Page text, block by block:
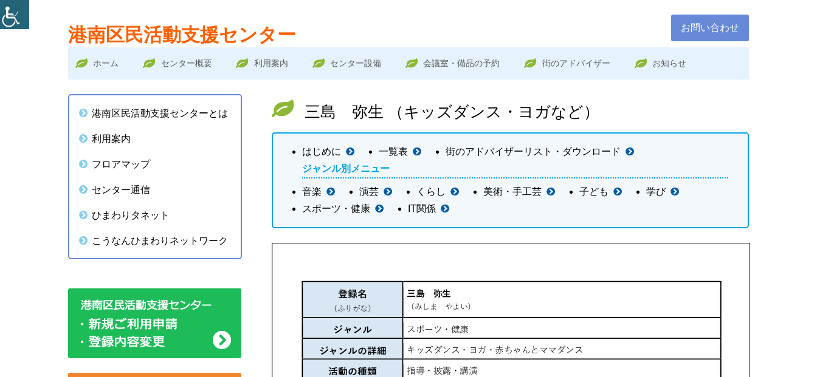
コ
港南区民活動支援センター お問い合わせ
メ
ン
メ
ニ
ュ
ー
ホーム センター概要 利用案内 センター設備 会議室・備品の予約 街のアドバイザー お知らせ
三島 弥生 （キッズダンス・ヨガなど）
はじめに 一覧表
街のアドバイザーリスト・ダウンロード
ジャンル別メニュー
音楽 演芸 くらし 美術・手工芸 子ども
学び
スポーツ・健康
IT関係
メ
イ
ン
サ
イ
ド
バ
ー
港南区民活動支援センターとは
利用案内
フロアマップ
センター通信
ひまわりタネット
こうなんひまわりネットワーク